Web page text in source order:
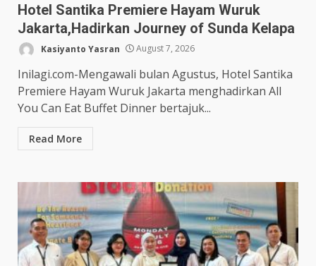
Hotel Santika Premiere Hayam Wuruk
Jakarta,Hadirkan Journey of Sunda Kelapa
Kasiyanto Yasran August 7, 2026
Inilagi.com-Mengawali bulan Agustus, Hotel Santika
Premiere Hayam Wuruk Jakarta menghadirkan All
You Can Eat Buffet Dinner bertajuk...
Read More